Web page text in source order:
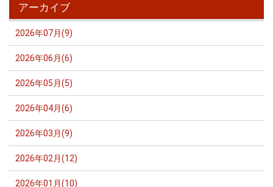
アーカイブ
2026年07月(9)
2026年06月(6)
2026年05月(5)
2026年04月(6)
2026年03月(9)
2026年02月(12)
2026年01月(10)